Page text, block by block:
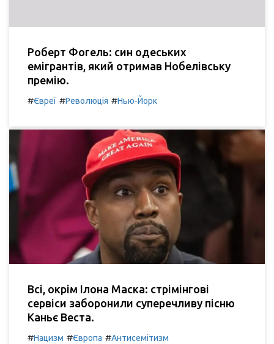
Роберт Фогель: син одеських
емігрантів, який отримав Нобелівську
премію.
#Євреї #Революція #Нью-Йорк
Всі, окрім Ілона Маска: стрімінгові
сервіси заборонили суперечливу пісню
Каньє Веста.
#Нацизм #Європа #Антисемітизм